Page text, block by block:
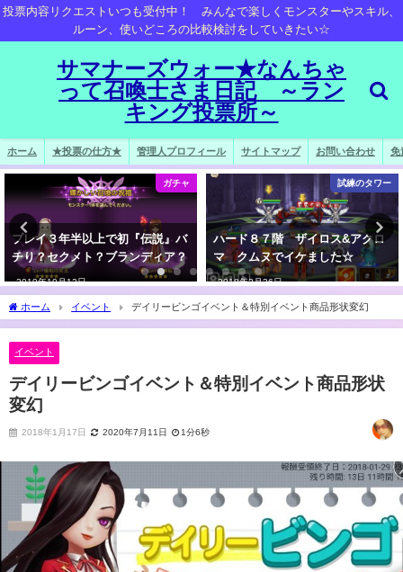
投票内容リクエストいつも受付中！ みんなで楽しくモンスターやスキル、
ルーン、使いどころの比較検討をしていきたい☆
サマナーズウォー★なんちゃ
って召喚士さま日記 ～ラン
キング投票所～
ホーム ★投票の仕方★ 管理人プロフィール サイトマップ お問い合わせ 免
ガチャ
プレイ３年半以上で初『伝説』バ
チり？セクメト？ブランディア？
2019年10月12日
試練のタワー
ハード８７階 ザイロス&アクロ
マ クムヌでイケました☆
2018年2月26日
ホーム イベント デイリービンゴイベント＆特別イベント商品形状変幻
イベント
デイリービンゴイベント＆特別イベント商品形状
変幻
2018年1月17日 2020年7月11日 1分6秒